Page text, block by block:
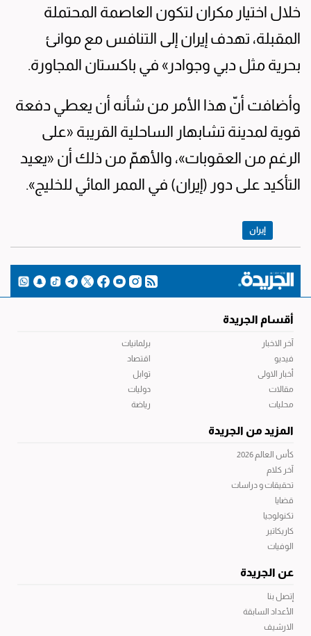
خلال اختيار مكران لتكون العاصمة المحتملة
المقبلة، تهدف إيران إلى التنافس مع موانئ
بحرية مثل دبي وجوادر» في باكستان المجاورة.
وأضافت أنّ هذا الأمر من شأنه أن يعطي دفعة
قوية لمدينة تشابهار الساحلية القريبة «على
الرغم من العقوبات»، والأهمّ من ذلك أن «يعيد
التأكيد على دور (إيران) في الممر المائي للخليج».
إيران
أقسام الجريدة
آخر الاخبار
فيديو
أخبار الاولى
مقالات
محليات
برلمانيات
اقتصاد
توابل
دوليات
رياضة
المزيد من الجريدة
كأس العالم 2026
آخر كلام
تحقيقات و دراسات
قضايا
تكنولوجيا
كاريكاتير
الوفيات
عن الجريدة
إتصل بنا
الأعداد السابقة
الارشيف